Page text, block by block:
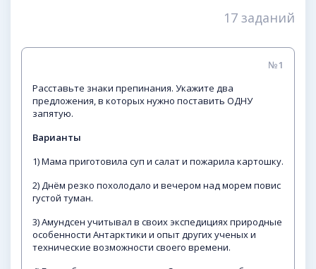
17 заданий
№1
Расставьте знаки препинания. Укажите два
предложения, в которых нужно поставить ОДНУ
запятую.
Варианты
1) Мама приготовила суп и салат и пожарила картошку.
2) Днём резко похолодало и вечером над морем повис
густой туман.
3) Амундсен учитывал в своих экспедициях природные
особенности Антарктики и опыт других ученых и
технические возможности своего времени.